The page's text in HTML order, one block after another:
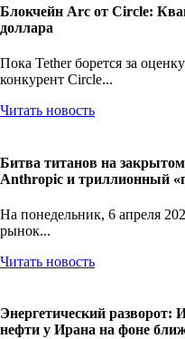
Блокчейн Arc от Circle:
доллара
Пока Tether борется за
конкурент Circle...
Читать новость
Битва титанов на
Anthropic и триллионный
На понедельник, 6 апреля
рынок...
Читать новость
Энергетический разворот:
нефти у Ирана на фоне